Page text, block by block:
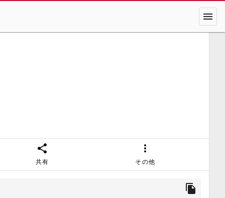
menu
share
共有
more_vert
その他
file_copy